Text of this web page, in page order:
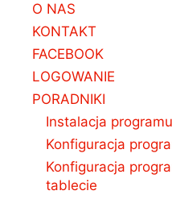
O NAS
KONTAKT
FACEBOOK
LOGOWANIE
PORADNIKI
Instalacja
Konfiguracja
Konfiguracja
tablecie